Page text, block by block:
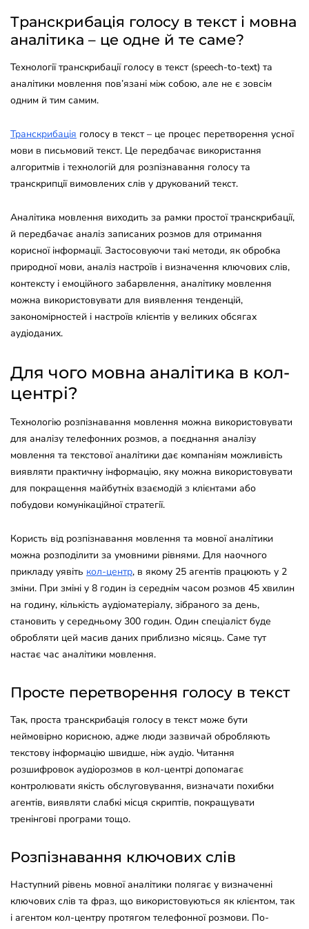
Транскрибація голосу в текст і мовна
аналітика – це одне й те саме?
Технології транскрибації голосу в текст (speech-to-text) та
аналітики мовлення пов’язані між собою, але не є зовсім
одним й тим самим.
Транскрибація голосу в текст – це процес перетворення усної
мови в письмовий текст. Це передбачає використання
алгоритмів і технологій для розпізнавання голосу та
транскрипції вимовлених слів у друкований текст.
Аналітика мовлення виходить за рамки простої транскрибації,
й передбачає аналіз записаних розмов для отримання
корисної інформації. Застосовуючи такі методи, як обробка
природної мови, аналіз настроїв і визначення ключових слів,
контексту і емоційного забарвлення, аналітику мовлення
можна використовувати для виявлення тенденцій,
закономірностей і настроїв клієнтів у великих обсягах
аудіоданих.
Для чого мовна аналітика в кол-
центрі?
Технологію розпізнавання мовлення можна використовувати
для аналізу телефонних розмов, а поєднання аналізу
мовлення та текстової аналітики дає компаніям можливість
виявляти практичну інформацію, яку можна використовувати
для покращення майбутніх взаємодій з клієнтами або
побудови комунікаційної стратегії.
Користь від розпізнавання мовлення та мовної аналітики
можна розподілити за умовними рівнями. Для наочного
прикладу уявіть кол-центр, в якому 25 агентів працюють у 2
зміни. При зміні у 8 годин із середнім часом розмов 45 хвилин
на годину, кількість аудіоматеріалу, зібраного за день,
становить у середньому 300 годин. Один спеціаліст буде
обробляти цей масив даних приблизно місяць. Саме тут
настає час аналітики мовлення.
Просте перетворення голосу в текст
Так, проста транскрибація голосу в текст може бути
неймовірно корисною, адже люди зазвичай обробляють
текстову інформацію швидше, ніж аудіо. Читання
розшифровок аудіорозмов в кол-центрі допомагає
контролювати якість обслуговування, визначати похибки
агентів, виявляти слабкі місця скриптів, покращувати
тренінгові програми тощо.
Розпізнавання ключових слів
Наступний рівень мовної аналітики полягає у визначенні
ключових слів та фраз, що використовуються як клієнтом, так
і агентом кол-центру протягом телефонної розмови. По-